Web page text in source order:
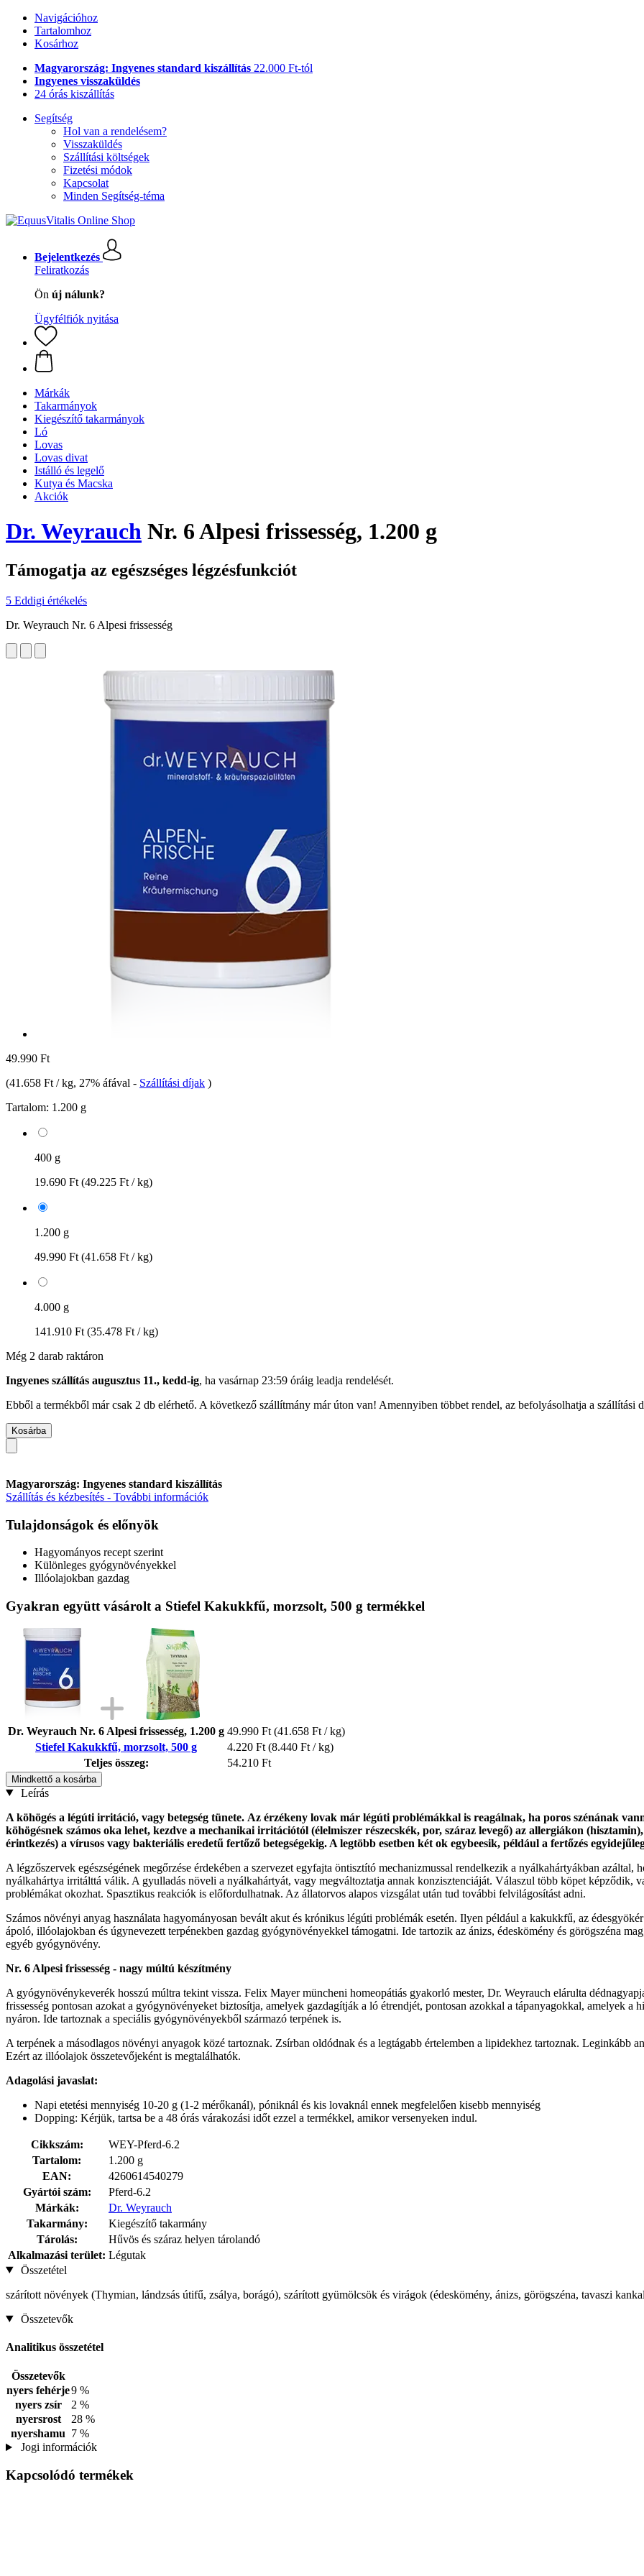
Navigációhoz
Tartalomhoz
Kosárhoz
Magyarország: Ingyenes standard kiszállítás 22.000 Ft-tól
Ingyenes visszaküldés
24 órás kiszállítás
Segítség
Hol van a rendelésem?
Visszaküldés
Szállítási költségek
Fizetési módok
Kapcsolat
Minden Segítség-téma
Bejelentkezés
Feliratkozás
Ön új nálunk?
Ügyfélfiók nyitása
Márkák
Takarmányok
Kiegészítő takarmányok
Ló
Lovas
Lovas divat
Istálló és legelő
Kutya és Macska
Akciók
Dr. Weyrauch Nr. 6 Alpesi frissesség, 1.200 g
Támogatja az egészséges légzésfunkciót
5 Eddigi értékelés
Dr. Weyrauch Nr. 6 Alpesi frissesség
49.990 Ft
(41.658 Ft / kg, 27% áfával - Szállítási díjak )
Tartalom: 1.200 g
400 g
19.690 Ft (49.225 Ft / kg)
1.200 g
49.990 Ft (41.658 Ft / kg)
4.000 g
141.910 Ft (35.478 Ft / kg)
Még 2 darab raktáron
Ingyenes szállítás augusztus 11., kedd-ig, ha vasárnap 23:59 óráig leadja rendelését.
Ebből a termékből már csak 2 db elérhető. A következő szállítmány már úton van! Amennyiben többet rendel, az befolyásolhatja a szállítási
Kosárba
Magyarország: Ingyenes standard kiszállítás
Szállítás és kézbesítés - További információk
Tulajdonságok és előnyök
Hagyományos recept szerint
Különleges gyógynövényekkel
Illóolajokban gazdag
Gyakran együtt vásárolt a Stiefel Kakukkfű, morzsolt, 500 g termékkel
Dr. Weyrauch Nr. 6 Alpesi frissesség, 1.200 g 49.990 Ft (41.658 Ft / kg)
Stiefel Kakukkfű, morzsolt, 500 g
4.220 Ft (8.440 Ft / kg)
Teljes összeg:
54.210 Ft
Mindkettő a kosárba
Leírás
A köhögés a légúti irritáció, vagy betegség tünete. Az érzékeny lovak már légúti problémákkal is reagálnak, ha poros szénának
köhögésnek számos oka lehet, kezdve a mechanikai irritációtól (élelmiszer részecskék, por, száraz levegő) az allergiákon
érintkezés) a vírusos vagy bakteriális eredetű fertőző betegségekig. A legtöbb esetben két ok egybeesik, például a fertőzés
A légzőszervek egészségének megőrzése érdekében a szervezet egyfajta öntisztító mechanizmussal rendelkezik a nyálkahártyákban
nyálkahártya irritálttá válik. A gyulladás növeli a nyálkahártyát, vagy megváltoztatja annak konzisztenciáját. Válaszul több köpet képződik,
problémákat okozhat. Spasztikus reakciók is előfordulhatnak. Az állatorvos alapos vizsgálat után tud további felvilágosítást adni.
Számos növényi anyag használata hagyományosan bevált akut és krónikus légúti problémák esetén. Ilyen például a kakukkfű, az
ápoló, illóolajokban és úgynevezett terpénekben gazdag gyógynövényekkel támogatni. Ide tartozik az ánizs, édeskömény és görögszéna
egyéb gyógynövény.
Nr. 6 Alpesi frissesség - nagy múltú készítmény
A gyógynövénykeverék hosszú múltra tekint vissza. Felix Mayer müncheni homeopátiás gyakorló mester, Dr. Weyrauch elárulta
frissesség pontosan azokat a gyógynövényeket biztosítja, amelyek gazdagítják a ló étrendjét, pontosan azokkal a tápanyagokkal, amelyek a
nyáron. Ide tartoznak a speciális gyógynövényekből származó terpének is.
A terpének a másodlagos növényi anyagok közé tartoznak. Zsírban oldódnak és a legtágabb értelemben a lipidekhez tartoznak. Leginkább
Ezért az illóolajok összetevőjeként is megtalálhatók.
Adagolási javaslat:
Napi etetési mennyiség 10-20 g (1-2 mérőkanál), póniknál és kis lovaknál ennek megfelelően kisebb mennyiség
Dopping: Kérjük, tartsa be a 48 órás várakozási időt ezzel a termékkel, amikor versenyeken indul.
Cikkszám:
WEY-Pferd-6.2
Tartalom:
1.200 g
EAN:
4260614540279
Gyártói szám:
Pferd-6.2
Márkák:
Dr. Weyrauch
Takarmány:
Kiegészítő takarmány
Tárolás:
Hűvös és száraz helyen tárolandó
Alkalmazási terület: Légutak
Összetétel
szárított növények (Thymian, lándzsás útifű, zsálya, borágó), szárított gyümölcsök és virágok (édeskömény, ánizs, görögszéna, tavaszi
Összetevők
Analitikus összetétel
Összetevők
nyers fehérje9 %
nyers zsír
2 %
nyersrost
28 %
nyershamu 7 %
Jogi információk
Kapcsolódó termékek